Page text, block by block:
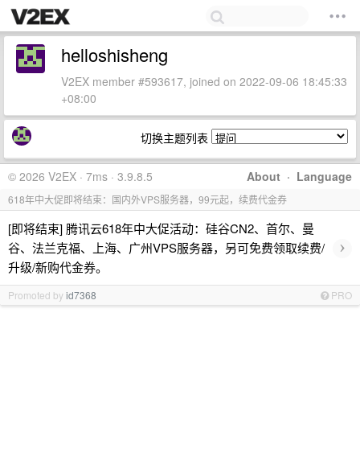
helloshisheng
V2EX member #593617, joined on 2022-09-06 18:45:33
+08:00
切换主题列表
About · Language
© 2026 V2EX · 7ms · 3.9.8.5
618年中大促即将结束：国内外VPS服务器，99元起，续费代金券
[即将结束] 腾讯云618年中大促活动：硅谷CN2、首尔、曼
谷、法兰克福、上海、广州VPS服务器，另可免费领取续费/
升级/新购代金券。
›
Promoted byid7368 PRO